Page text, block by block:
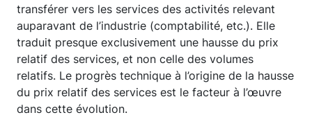
transférer vers les services des activités relevant
auparavant de l’industrie (comptabilité, etc.). Elle
traduit presque exclusivement une hausse du prix
relatif des services, et non celle des volumes
relatifs. Le progrès technique à l’origine de la hausse
du prix relatif des services est le facteur à l’œuvre
dans cette évolution.